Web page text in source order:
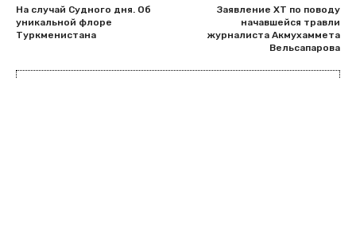
На случай Судного дня. Об
уникальной флоре
Туркменистана
Заявление ХТ по поводу
начавшейся травли
журналиста Акмухаммета
Вельсапарова